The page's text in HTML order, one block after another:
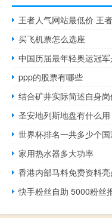
王者人气网站最低价 王
买飞机票怎么选座
中国历届最年轻奥运冠
ppp的股票有哪些
圣安地列斯地盘有什么
世界杯排名一共多少个
家用热水器多大功率